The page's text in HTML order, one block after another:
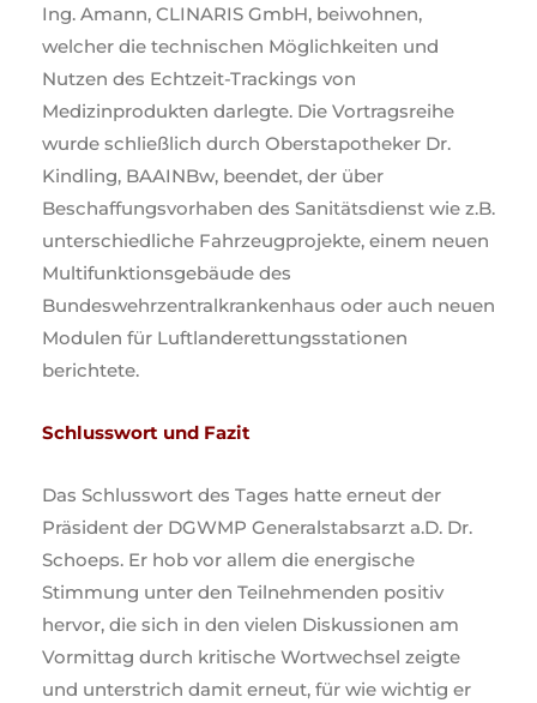
Ing. Amann, CLINARIS GmbH, beiwohnen,
welcher die technischen Möglichkeiten und
Nutzen des Echtzeit-Trackings von
Medizinprodukten darlegte. Die Vortragsreihe
wurde schließlich durch Oberstapotheker Dr.
Kindling, BAAINBw, beendet, der über
Beschaffungsvorhaben des Sanitätsdienst wie z.B.
unterschiedliche Fahrzeugprojekte, einem neuen
Multifunktionsgebäude des
Bundeswehrzentralkrankenhaus oder auch neuen
Modulen für Luftlanderettungsstationen
berichtete.
Schlusswort und Fazit
Das Schlusswort des Tages hatte erneut der
Präsident der DGWMP Generalstabsarzt a.D. Dr.
Schoeps. Er hob vor allem die energische
Stimmung unter den Teilnehmenden positiv
hervor, die sich in den vielen Diskussionen am
Vormittag durch kritische Wortwechsel zeigte
und unterstrich damit erneut, für wie wichtig er